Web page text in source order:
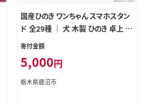
国産ひのき ワンちゃん スマホスタン
ド 全29種 ｜ 犬 木製 ひのき 卓上 ス
タンド スマホ 栃木県 鹿沼市 ※沖
寄付金額
5,000円
栃木県鹿沼市